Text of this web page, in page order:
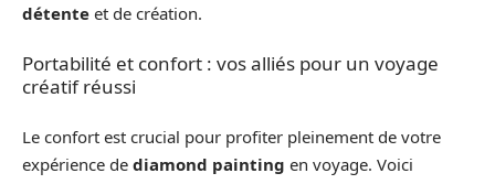
détente et de création.
Portabilité et confort : vos alliés pour un voyage
créatif réussi
Le confort est crucial pour profiter pleinement de votre
expérience de diamond painting en voyage. Voici